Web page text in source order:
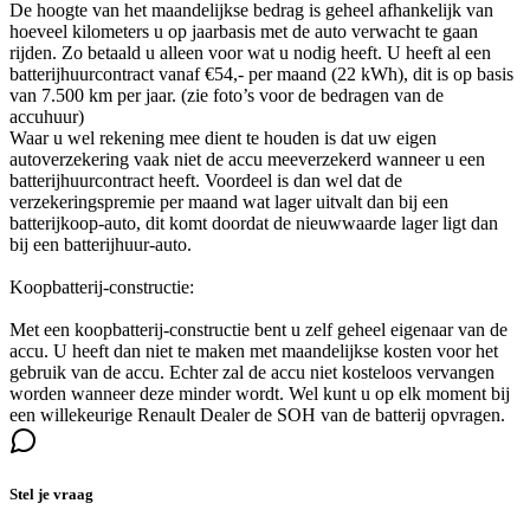
De hoogte van het maandelijkse bedrag is geheel afhankelijk van
hoeveel kilometers u op jaarbasis met de auto verwacht te gaan
rijden. Zo betaald u alleen voor wat u nodig heeft. U heeft al een
batterijhuurcontract vanaf €54,- per maand (22 kWh), dit is op basis
van 7.500 km per jaar. (zie foto’s voor de bedragen van de
accuhuur)
Waar u wel rekening mee dient te houden is dat uw eigen
autoverzekering vaak niet de accu meeverzekerd wanneer u een
batterijhuurcontract heeft. Voordeel is dan wel dat de
verzekeringspremie per maand wat lager uitvalt dan bij een
batterijkoop-auto, dit komt doordat de nieuwwaarde lager ligt dan
bij een batterijhuur-auto.
Koopbatterij-constructie:
Met een koopbatterij-constructie bent u zelf geheel eigenaar van de
accu. U heeft dan niet te maken met maandelijkse kosten voor het
gebruik van de accu. Echter zal de accu niet kosteloos vervangen
worden wanneer deze minder wordt. Wel kunt u op elk moment bij
een willekeurige Renault Dealer de SOH van de batterij opvragen.
Stel je vraag